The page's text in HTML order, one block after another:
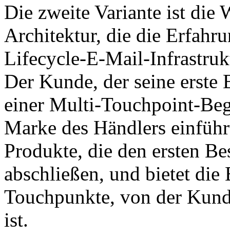
Die zweite Variante ist die
Architektur, die die
Lifecycle-E-Mail-
Der Kunde, der seine
einer Multi-Touchpoint-
Marke des Händlers
Produkte, die den ersten
abschließen, und bietet
Touchpunkte, von der
ist.